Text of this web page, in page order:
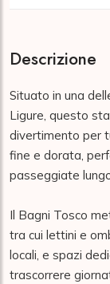
Descrizione
Situato in una
Ligure, questo
divertimento per
fine e dorata,
passeggiate
Il Bagni Tosco
tra cui lettini e
locali, e spazi
trascorrere